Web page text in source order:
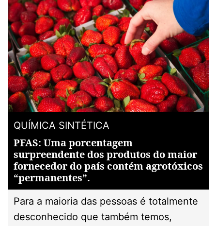
QUÍMICA SINTÉTICA
PFAS: Uma porcentagem
surpreendente dos produtos do maior
fornecedor do país contém agrotóxicos
“permanentes”.
Para a maioria das pessoas é totalmente
desconhecido que também temos,